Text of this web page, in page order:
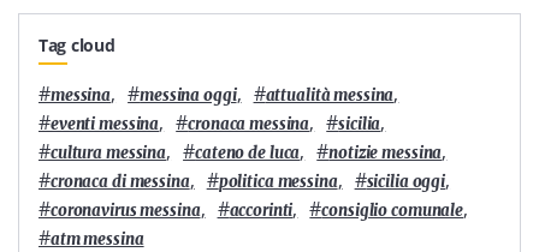
Tag cloud
#messina, #messina oggi, #attualità messina,
#eventi messina, #cronaca messina, #sicilia,
#cultura messina, #cateno de luca, #notizie messina,
#cronaca di messina, #politica messina, #sicilia oggi,
#coronavirus messina, #accorinti, #consiglio comunale,
#atm messina